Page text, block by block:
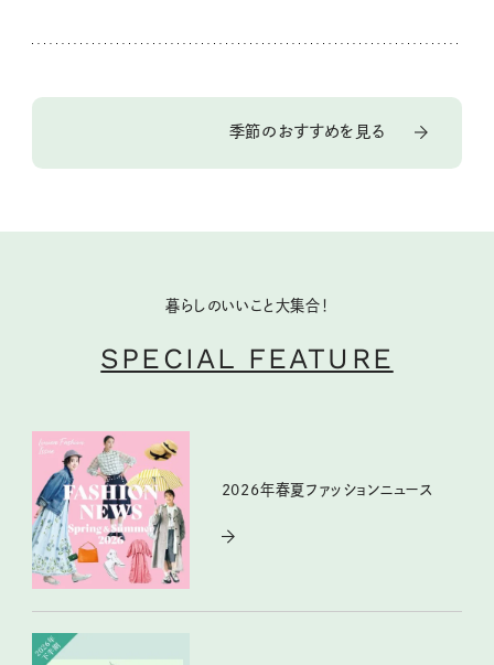
季節のおすすめを見る
暮らしのいいこと大集合！
SPECIAL FEATURE
2026年春夏ファッションニュース